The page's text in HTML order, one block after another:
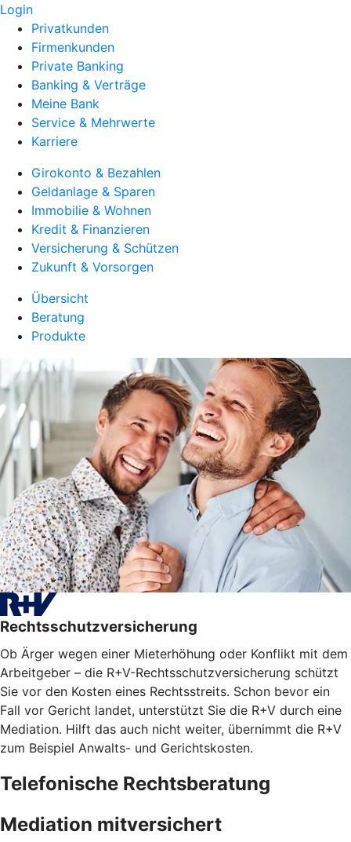
Login
Privatkunden
Firmenkunden
Private Banking
Banking & Verträge
Meine Bank
Service & Mehrwerte
Karriere
Girokonto & Bezahlen
Geldanlage & Sparen
Immobilie & Wohnen
Kredit & Finanzieren
Versicherung & Schützen
Zukunft & Vorsorgen
Übersicht
Beratung
Produkte
Rechtsschutzversicherung
Ob Ärger wegen einer Mieterhöhung oder Konflikt mit dem
Arbeitgeber – die R+V-Rechtsschutzversicherung schützt
Sie vor den Kosten eines Rechtsstreits. Schon bevor ein
Fall vor Gericht landet, unterstützt Sie die R+V durch eine
Mediation. Hilft das auch nicht weiter, übernimmt die R+V
zum Beispiel Anwalts- und Gerichtskosten.
Telefonische Rechtsberatung
Mediation mitversichert